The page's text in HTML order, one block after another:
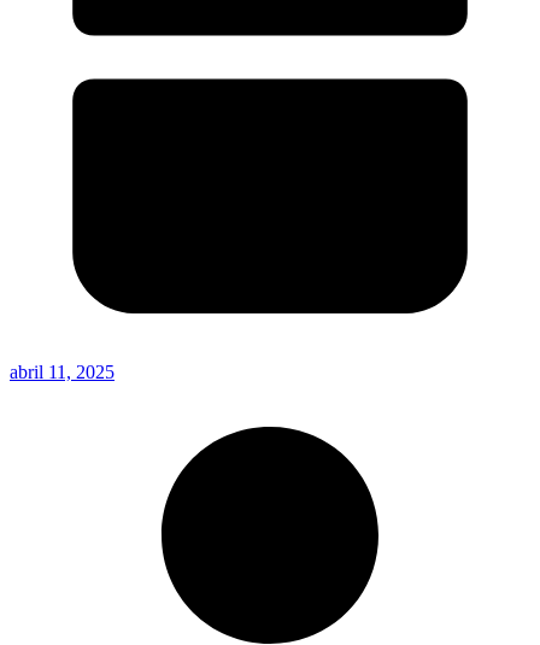
abril 11, 2025